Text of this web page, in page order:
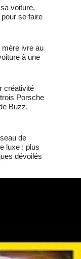
voiture,
se faire
mère ivre au
à une
créativité
Porsche
Buzz,
de
luxe : plus
dévoilés